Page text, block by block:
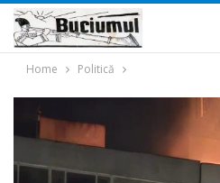
Home Politică